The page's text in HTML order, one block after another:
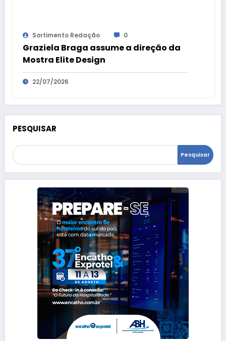
Sortimento Redação 0
Graziela Braga assume a direção da
Mostra Elite Design
22/07/2026
PESQUISAR
Pesquisar